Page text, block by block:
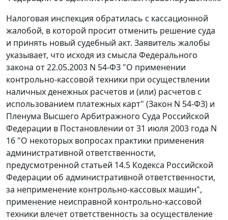
Налоговая инспекция обратилась с кассационной
жалобой, в которой просит отменить решение суда
и принять новый судебный акт. Заявитель жалобы
указывает, что исходя из смысла Федерального
закона от 22.05.2003 N 54-ФЗ "О применении
контрольно-кассовой техники при осуществлении
наличных денежных расчетов и (или) расчетов с
использованием платежных карт" (Закон N 54-ФЗ) и
Пленума Высшего Арбитражного Суда Российской
Федерации в Постановлении от 31 июля 2003 года N
16 "О некоторых вопросах практики применения
административной ответственности,
предусмотренной статьей 14.5 Кодекса Российской
Федерации об административной ответственности,
за неприменение контрольно-кассовых машин",
применение неисправной контрольно-кассовой
техники влечет ответственность за осуществление